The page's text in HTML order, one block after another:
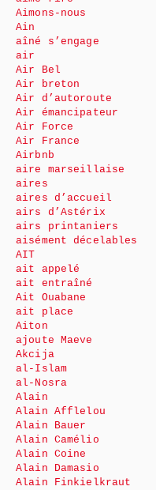
Aimons-nous
Ain
aîné s’engage
air
Air Bel
Air breton
Air d’autoroute
Air émancipateur
Air Force
Air France
Airbnb
aire marseillaise
aires
aires d’accueil
airs d’Astérix
airs printaniers
aisément décelables
AIT
ait appelé
ait entraîné
Ait Ouabane
ait place
Aiton
ajoute Maeve
Akcija
al-Islam
al-Nosra
Alain
Alain Afflelou
Alain Bauer
Alain Camélio
Alain Coine
Alain Damasio
Alain Finkielkraut